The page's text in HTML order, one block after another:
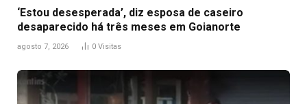
‘Estou desesperada’, diz esposa de caseiro
desaparecido há três meses em Goianorte
agosto 7, 2026 0 Visitas